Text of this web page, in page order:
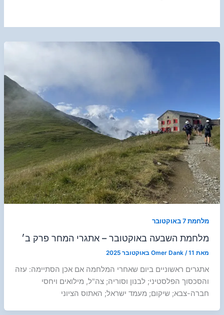
מלחמת 7 באוקטובר
מלחמת השבעה באוקטובר – אתגרי המחר פרק ב׳
מאת Omer Dank/11 באוקטובר 2025
אתגרים ראשוניים ביום שאחרי המלחמה אם אכן הסתיימה: עזה
והסכסוך הפלסטיני; לבנון וסוריה; צה"ל, מילואים ויחסי
חברה-צבא; שיקום; מעמד ישראל; האתוס הציוני